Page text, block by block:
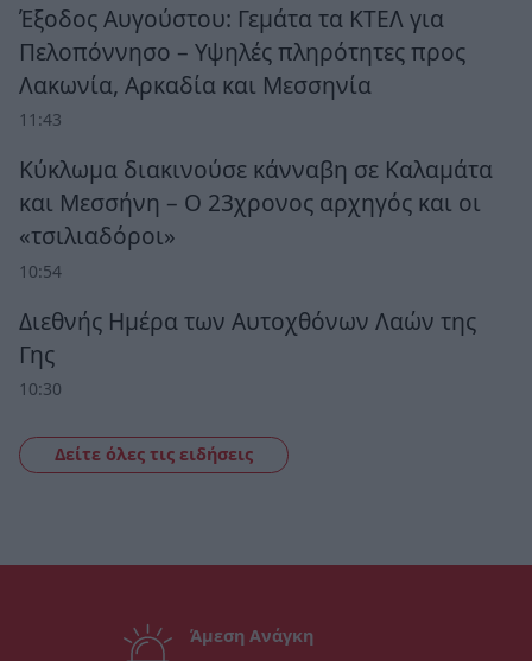
Έξοδος Αυγούστου: Γεμάτα τα ΚΤΕΛ για
Πελοπόννησο – Υψηλές πληρότητες προς
Λακωνία, Αρκαδία και Μεσσηνία
11:43
Κύκλωμα διακινούσε κάνναβη σε Καλαμάτα
και Μεσσήνη – Ο 23χρονος αρχηγός και οι
«τσιλιαδόροι»
10:54
Διεθνής Ημέρα των Αυτοχθόνων Λαών της
Γης
10:30
Δείτε όλες τις ειδήσεις
Άμεση Ανάγκη